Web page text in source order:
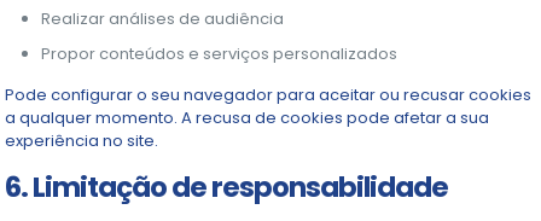
Realizar análises de audiência
Propor conteúdos e serviços personalizados
Pode configurar o seu navegador para aceitar ou recusar cookies
a qualquer momento. A recusa de cookies pode afetar a sua
experiência no site.
6. Limitação de responsabilidade